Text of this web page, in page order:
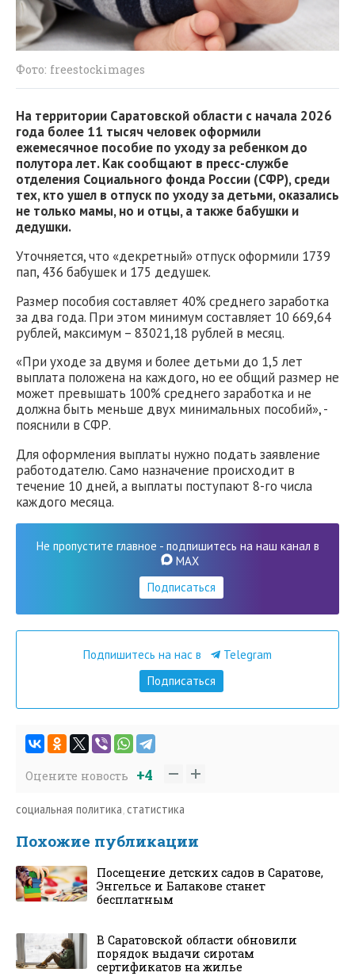
Фото: freestockimages
На территории Саратовской области с начала 2026
года более 11 тысяч человек оформили
ежемесячное пособие по уходу за ребенком до
полутора лет. Как сообщают в пресс-службе
отделения Социального фонда России (СФР), среди
тех, кто ушел в отпуск по уходу за детьми, оказались
не только мамы, но и отцы, а также бабушки и
дедушки.
Уточняется, что «декретный» отпуск оформили 1739
пап, 436 бабушек и 175 дедушек.
Размер пособия составляет 40% среднего заработка
за два года. При этом минимум составляет 10 669,64
рублей, максимум – 83021,18 рублей в месяц.
«При уходе за двумя и более детьми до 1,5 лет
выплата положена на каждого, но ее общий размер не
может превышать 100% среднего заработка и не
должна быть меньше двух минимальных пособий», -
пояснили в СФР.
Для оформления выплаты нужно подать заявление
работодателю. Само назначение происходит в
течение 10 дней, а выплаты поступают 8-го числа
каждого месяца.
Не пропустите главное - подпишитесь на наш канал в
MAX
Подписаться
Подпишитесь на нас в
Telegram
Подписаться
Оцените новость +4
социальная политика, статистика
Похожие публикации
Посещение детских садов в Саратове,
Энгельсе и Балакове станет
бесплатным
В Саратовской области обновили
порядок выдачи сиротам
сертификатов на жилье